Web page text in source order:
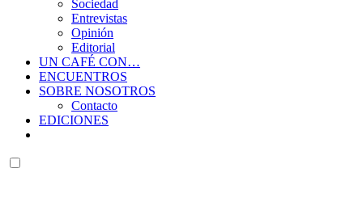
Sociedad
Entrevistas
Opinión
Editorial
UN CAFÉ CON…
ENCUENTROS
SOBRE NOSOTROS
Contacto
EDICIONES